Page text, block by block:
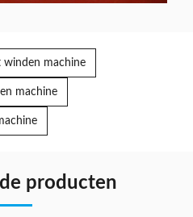
machine
machine
producten